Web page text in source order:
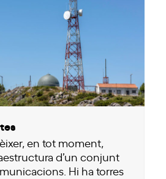
en tot moment,
d’un conjunt
Hi ha torres